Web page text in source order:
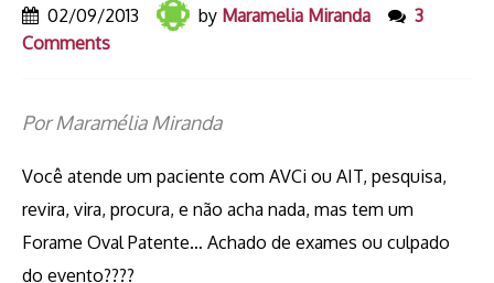
02/09/2013 by Maramelia Miranda
3
Comments
Por Maramélia Miranda
Você atende um paciente com AVCi ou AIT, pesquisa,
revira, vira, procura, e não acha nada, mas tem um
Forame Oval Patente… Achado de exames ou culpado
do evento????